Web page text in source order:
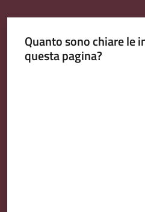
Quanto sono chiare le
questa pagina?